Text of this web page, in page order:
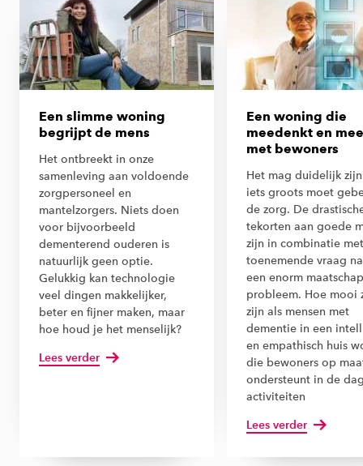
Een slimme woning
begrijpt de mens
Het ontbreekt in onze
samenleving aan voldoende
zorgpersoneel en
mantelzorgers. Niets doen
voor bijvoorbeeld
dementerend ouderen is
natuurlijk geen optie.
Gelukkig kan technologie
veel dingen makkelijker,
beter en fijner maken, maar
hoe houd je het menselijk?
Lees verder
Een woning die
meedenkt en
met bewoners
Het mag duidelijk
iets groots moet
de zorg. De
tekorten aan goede
zijn in combinatie
toenemende vraag
een enorm
probleem. Hoe mooi
zijn als mensen met
dementie in een
en empathisch huis
die bewoners op
ondersteunt in de
activiteiten
Lees verder